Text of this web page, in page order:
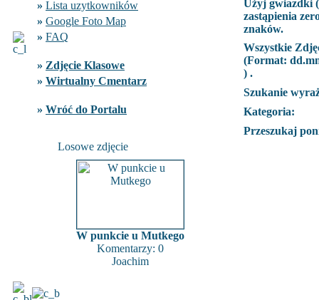
» Lista uzytkowników
» Google Foto Map
» FAQ
» Zdjęcie Klasowe
» Wirtualny Cmentarz
» Wróć do Portalu
Losowe zdjęcie
W punkcie u Mutkego
Komentarzy: 0
Joachim
Użyj gwiazdki
zastąpienia
znaków.
Wszystkie
(Format:
) .
Szukanie
Kategoria:
Przeszukaj